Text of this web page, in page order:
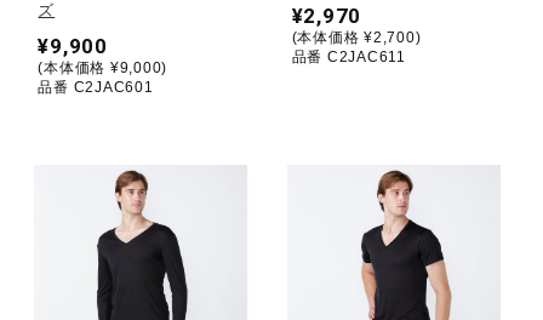
ライフスタイルグッズ
インナー
寝具／ミズノスリープ
ズ
¥9,900
(本体価格 ¥9,000)
品番 C2JAC601
¥2,970
(本体価格 ¥2,700)
品番 C2JAC611